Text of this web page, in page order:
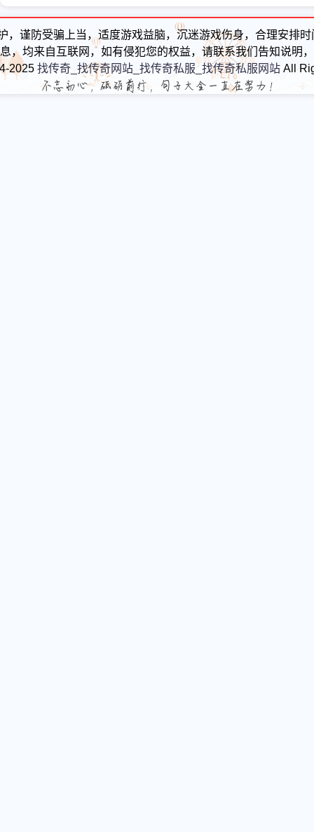
技能
，谨防受骗上当，适度游戏益脑，沉迷游戏伤身，合理安排
，均来自互联网，如有侵犯您的权益，请联系我们告知说明
2025 找传奇_找传奇网站_找传奇私服_找传奇私服网站All